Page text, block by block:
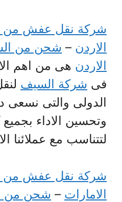
شركة نقل عفش من
الاردن – شحن من
الاردن هى من اهم
فى شركة السيف
الدولى والتى نسعى
وتحسين الاداء بجميع
لتتناسب مع عملائنا
شركة نقل عفش من
الامارات – شحن من